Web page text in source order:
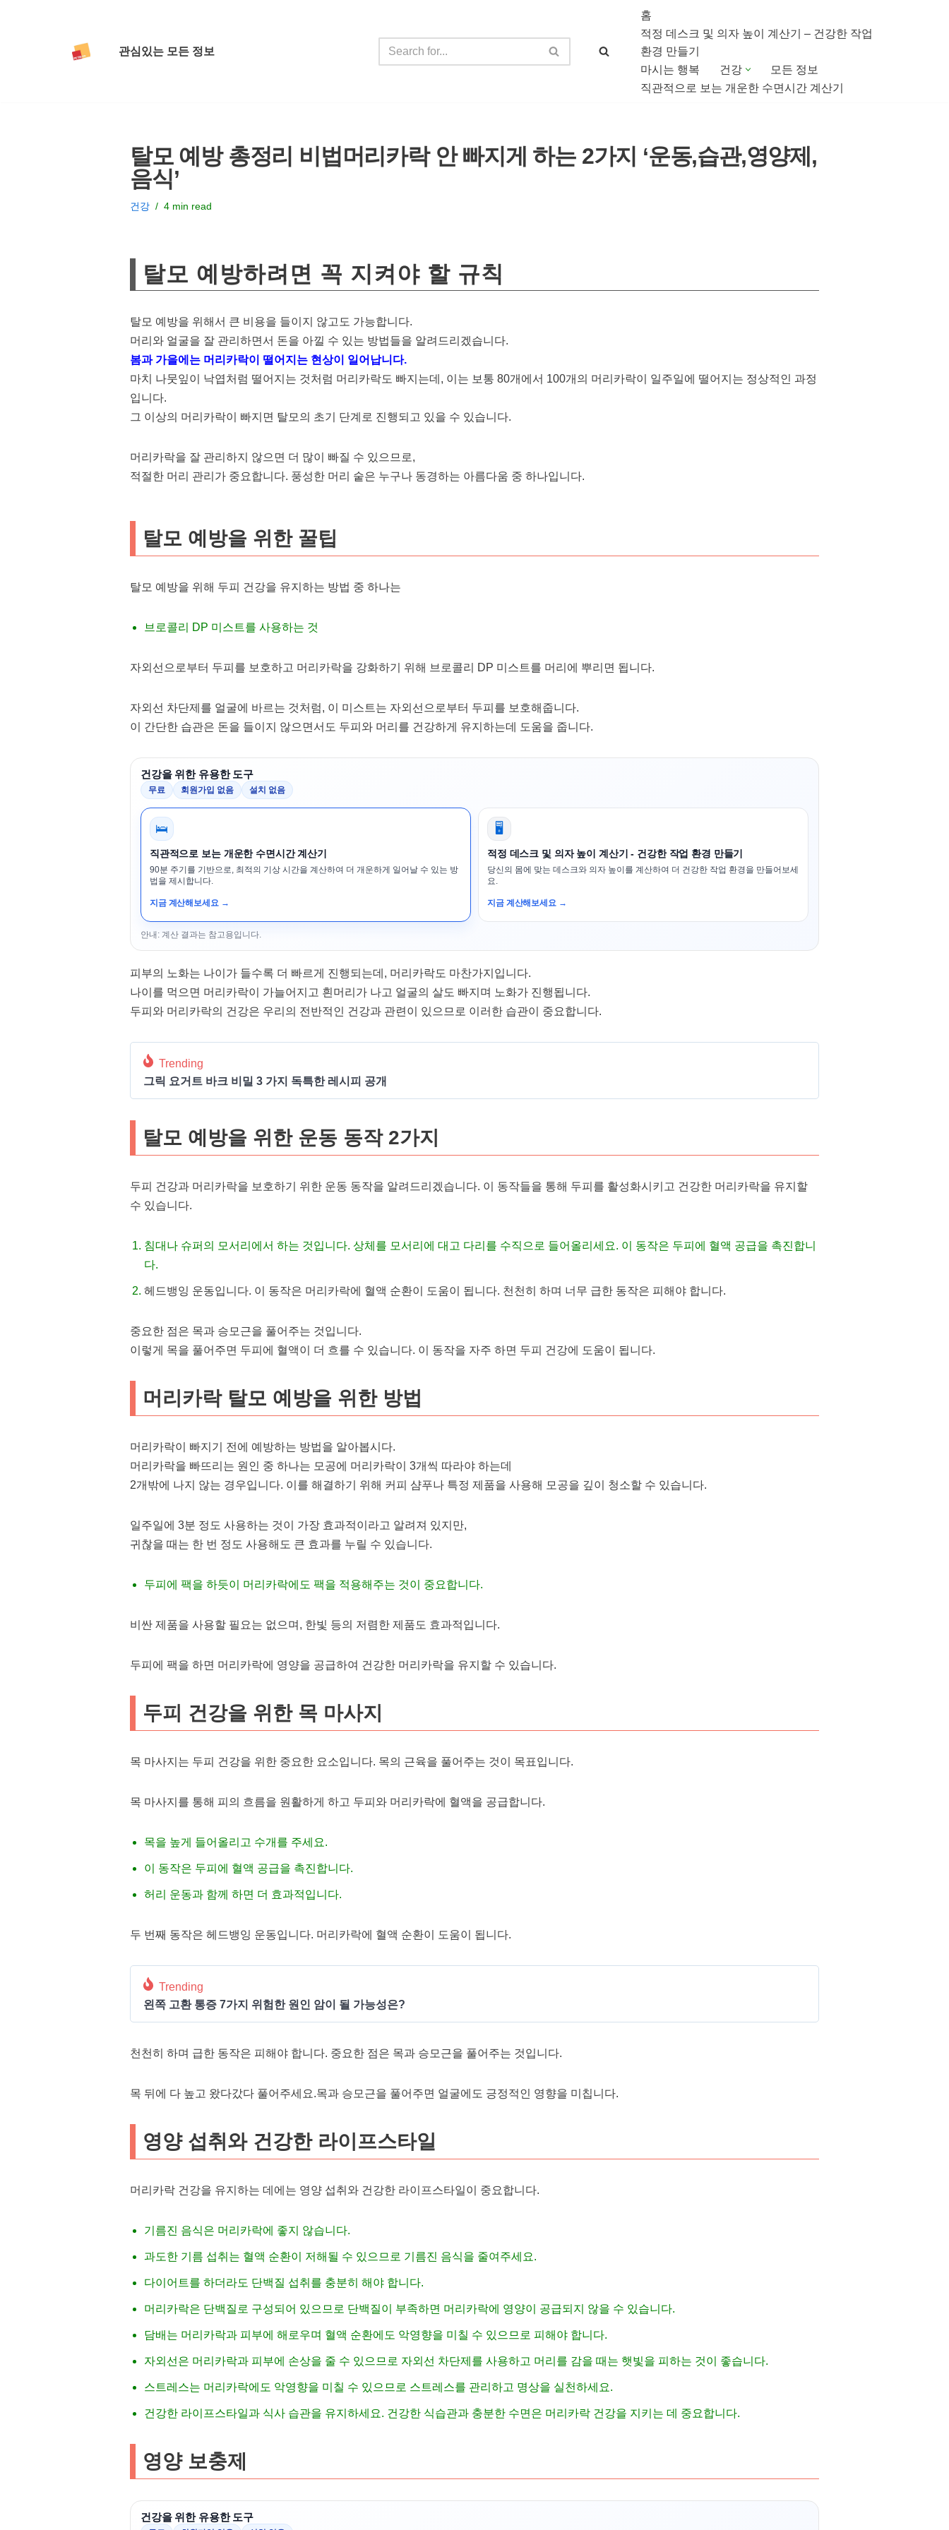
관심있는 모든 정보
홈
적정 데스크 및 의자 높이 계산기 – 건강한 작업
환경 만들기
마시는 행복
건강
모든 정보
직관적으로 보는 개운한 수면시간 계산기
탈모 예방 총정리 비법머리카락 안 빠지게 하는 2가지 ‘운동,습관,영양제,
음식’
건강 4 min read
탈모 예방하려면 꼭 지켜야 할 규칙
탈모 예방을 위해서 큰 비용을 들이지 않고도 가능합니다.
머리와 얼굴을 잘 관리하면서 돈을 아낄 수 있는 방법들을 알려드리겠습니다.
봄과 가을에는 머리카락이 떨어지는 현상이 일어납니다.
마치 나뭇잎이 낙엽처럼 떨어지는 것처럼 머리카락도 빠지는데, 이는 보통 80개에서 100개의 머리카락이 일주일에 떨어지는 정상적인 과정
입니다.
그 이상의 머리카락이 빠지면 탈모의 초기 단계로 진행되고 있을 수 있습니다.
머리카락을 잘 관리하지 않으면 더 많이 빠질 수 있으므로,
적절한 머리 관리가 중요합니다. 풍성한 머리 숱은 누구나 동경하는 아름다움 중 하나입니다.
탈모 예방을 위한 꿀팁
탈모 예방을 위해 두피 건강을 유지하는 방법 중 하나는
브로콜리 DP 미스트를 사용하는 것
자외선으로부터 두피를 보호하고 머리카락을 강화하기 위해 브로콜리 DP 미스트를 머리에 뿌리면 됩니다.
자외선 차단제를 얼굴에 바르는 것처럼, 이 미스트는 자외선으로부터 두피를 보호해줍니다.
이 간단한 습관은 돈을 들이지 않으면서도 두피와 머리를 건강하게 유지하는데 도움을 줍니다.
건강을 위한 유용한 도구
무료 회원가입 없음 설치 없음
🛌
직관적으로 보는 개운한 수면시간 계산기
90분 주기를 기반으로, 최적의 기상 시간을 계산하여 더 개운하게 일어날 수 있는 방
법을 제시합니다.
지금 계산해보세요 →
🖥️
적정 데스크 및 의자 높이 계산기 - 건강한 작업 환경 만들기
당신의 몸에 맞는 데스크와 의자 높이를 계산하여 더 건강한 작업 환경을 만들어보세
요.
지금 계산해보세요 →
안내: 계산 결과는 참고용입니다.
피부의 노화는 나이가 들수록 더 빠르게 진행되는데, 머리카락도 마찬가지입니다.
나이를 먹으면 머리카락이 가늘어지고 흰머리가 나고 얼굴의 살도 빠지며 노화가 진행됩니다.
두피와 머리카락의 건강은 우리의 전반적인 건강과 관련이 있으므로 이러한 습관이 중요합니다.
Trending
그릭 요거트 바크 비밀 3 가지 독특한 레시피 공개
탈모 예방을 위한 운동 동작 2가지
두피 건강과 머리카락을 보호하기 위한 운동 동작을 알려드리겠습니다. 이 동작들을 통해 두피를 활성화시키고 건강한 머리카락을 유지할
수 있습니다.
침대나 슈퍼의 모서리에서 하는 것입니다. 상체를 모서리에 대고 다리를 수직으로 들어올리세요. 이 동작은 두피에 혈액 공급을 촉진합니
다.
헤드뱅잉 운동입니다. 이 동작은 머리카락에 혈액 순환이 도움이 됩니다. 천천히 하며 너무 급한 동작은 피해야 합니다.
중요한 점은 목과 승모근을 풀어주는 것입니다.
이렇게 목을 풀어주면 두피에 혈액이 더 흐를 수 있습니다. 이 동작을 자주 하면 두피 건강에 도움이 됩니다.
머리카락 탈모 예방을 위한 방법
머리카락이 빠지기 전에 예방하는 방법을 알아봅시다.
머리카락을 빠뜨리는 원인 중 하나는 모공에 머리카락이 3개씩 따라야 하는데
2개밖에 나지 않는 경우입니다. 이를 해결하기 위해 커피 샴푸나 특정 제품을 사용해 모공을 깊이 청소할 수 있습니다.
일주일에 3분 정도 사용하는 것이 가장 효과적이라고 알려져 있지만,
귀찮을 때는 한 번 정도 사용해도 큰 효과를 누릴 수 있습니다.
두피에 팩을 하듯이 머리카락에도 팩을 적용해주는 것이 중요합니다.
비싼 제품을 사용할 필요는 없으며, 한빛 등의 저렴한 제품도 효과적입니다.
두피에 팩을 하면 머리카락에 영양을 공급하여 건강한 머리카락을 유지할 수 있습니다.
두피 건강을 위한 목 마사지
목 마사지는 두피 건강을 위한 중요한 요소입니다. 목의 근육을 풀어주는 것이 목표입니다.
목 마사지를 통해 피의 흐름을 원활하게 하고 두피와 머리카락에 혈액을 공급합니다.
목을 높게 들어올리고 수개를 주세요.
이 동작은 두피에 혈액 공급을 촉진합니다.
허리 운동과 함께 하면 더 효과적입니다.
두 번째 동작은 헤드뱅잉 운동입니다. 머리카락에 혈액 순환이 도움이 됩니다.
Trending
왼쪽 고환 통증 7가지 위험한 원인 암이 될 가능성은?
천천히 하며 급한 동작은 피해야 합니다. 중요한 점은 목과 승모근을 풀어주는 것입니다.
목 뒤에 다 높고 왔다갔다 풀어주세요.목과 승모근을 풀어주면 얼굴에도 긍정적인 영향을 미칩니다.
영양 섭취와 건강한 라이프스타일
머리카락 건강을 유지하는 데에는 영양 섭취와 건강한 라이프스타일이 중요합니다.
기름진 음식은 머리카락에 좋지 않습니다.
과도한 기름 섭취는 혈액 순환이 저해될 수 있으므로 기름진 음식을 줄여주세요.
다이어트를 하더라도 단백질 섭취를 충분히 해야 합니다.
머리카락은 단백질로 구성되어 있으므로 단백질이 부족하면 머리카락에 영양이 공급되지 않을 수 있습니다.
담배는 머리카락과 피부에 해로우며 혈액 순환에도 악영향을 미칠 수 있으므로 피해야 합니다.
자외선은 머리카락과 피부에 손상을 줄 수 있으므로 자외선 차단제를 사용하고 머리를 감을 때는 햇빛을 피하는 것이 좋습니다.
스트레스는 머리카락에도 악영향을 미칠 수 있으므로 스트레스를 관리하고 명상을 실천하세요.
건강한 라이프스타일과 식사 습관을 유지하세요. 건강한 식습관과 충분한 수면은 머리카락 건강을 지키는 데 중요합니다.
영양 보충제
건강을 위한 유용한 도구